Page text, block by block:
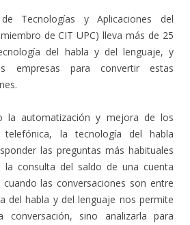
Tecnologías y Aplicaciones del
de CIT UPC) lleva más de 25
del habla y del lenguaje, y
empresas para convertir estas
la automatización y mejora de los
la tecnología del habla
las preguntas más habituales
consulta del saldo de una cuenta
las conversaciones son entre
del habla y del lenguaje nos permite
sino analizarla para